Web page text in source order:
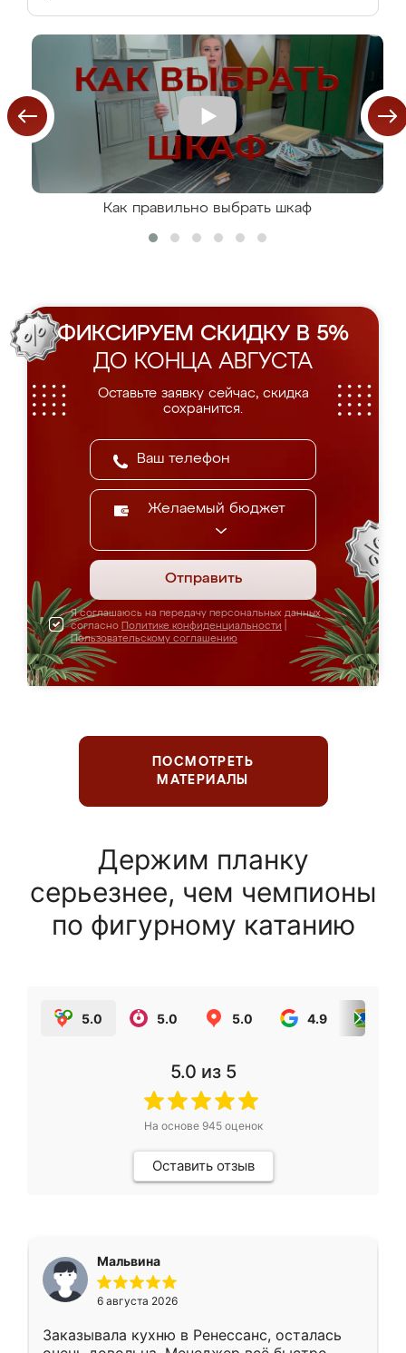
Как правильно выбрать шкаф
ФИКСИРУЕМ СКИДКУ В 5%
ДО КОНЦА АВГУСТА
Оставьте заявку сейчас, скидка
сохранится.
Желаемый бюджет
Отправить
Я соглашаюсь на передачу персональных данных
согласно Политике конфиденциальности
Пользовательскому соглашению
ПОСМОТРЕТЬ
МАТЕРИАЛЫ
Держим планку
серьезнее, чем чемпионы
по фигурному катанию
5.0 5.0 5.0 4.9
5.0 из 5
На основе 945оценок
Оставить отзыв
Мальвина
6 августа 2026
Заказывала кухню в Ренессанс, осталась